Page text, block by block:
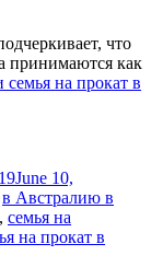
что
принимаются как
на прокат в
June 10,
в Австралию в
, семья на
на прокат в